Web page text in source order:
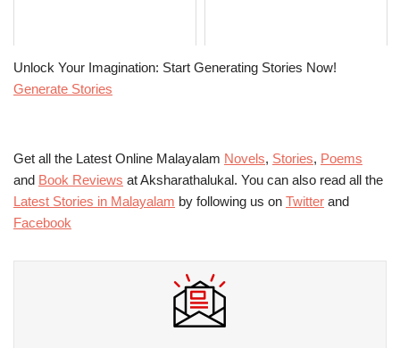
Unlock Your Imagination: Start Generating Stories Now!
Generate Stories
Get all the Latest Online Malayalam Novels, Stories, Poems
and Book Reviews at Aksharathalukal. You can also read all the
Latest Stories in Malayalam by following us on Twitter and
Facebook